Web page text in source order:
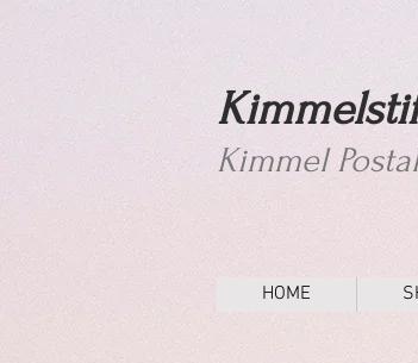
Kimmel
HOME